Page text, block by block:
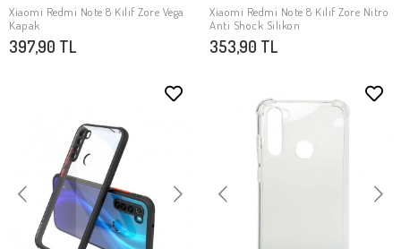
SEPETE EKLE
Xiaomi Redmi Note 8 Kılıf Zore Vega
Kapak
397,90 TL
SEPETE EKLE
Xiaomi Redmi Note 8 Kılıf Zore Nitro
Anti Shock Silikon
353,90 TL